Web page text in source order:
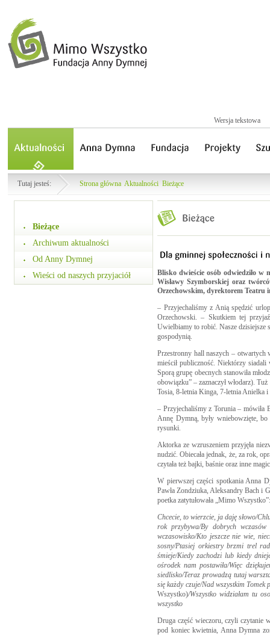
Wersja tekstowa
Tutaj jesteś: Strona główna Aktualności Bieżące
Bieżące
Archiwum aktualności
Od Anny Dymnej
Wieści od naszych przyjaciół
Blisko dwieście osób odwiedziło
Wisławy Szymborskiej oraz
Orzechowskim, dyrektorem Teatru
– Przyjechaliśmy z Anią spędzić
Orzechowski. – Skutkiem tej
Uwielbiamy to robić. Nasze
gospodynią.
Przestronny hall naszych – otwartych
mieścił publiczność. Niektórzy
Sporą grupę obecnych stanowiła
obowiązku” – zaznaczył włodarz).
Tosia, 8-letnia Kinga, 7-letnia Anielka
– Przyjechaliśmy z Torunia – mówiła
Annę Dymną, były wniebowzięte, bo
rysunki.
Aktorka ze wzruszeniem przyjęła
nudzić. Obiecała jednak, że, za rok,
czytała też bajki, baśnie oraz inne
W pierwszej części spotkania Anna
Pawła Zondziuka, Aleksandry Bach i
poetka zatytułowała „Mimo Wszystko”:
Chcecie, to wierzcie, ja daję słowo/
rok przybywa/By dobrych
wczasowisko/Kto jeszcze nie wie,
sosny/Ptasiej orkiestry brzmi trel
śmieje/Kiedy zachodzi lub kiedy
ośrodek nam postawiła/Więc
siedlisko/Teraz prowadzą tutaj
się każdy czuje/Nad wszystkim Tomek
Wszystko)/Wszystko widziałam tu
wszystko
Druga część wieczoru, czyli czytanie
pod koniec kwietnia, Anna Dymna